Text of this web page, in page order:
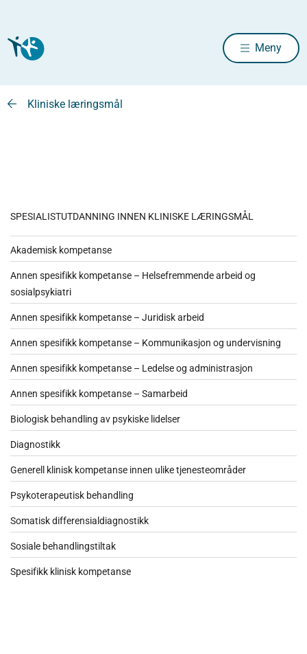
Meny
Kliniske læringsmål
SPESIALISTUTDANNING INNEN KLINISKE LÆRINGSMÅL
Akademisk kompetanse
Annen spesifikk kompetanse – Helsefremmende arbeid og
sosialpsykiatri
Annen spesifikk kompetanse – Juridisk arbeid
Annen spesifikk kompetanse – Kommunikasjon og undervisning
Annen spesifikk kompetanse – Ledelse og administrasjon
Annen spesifikk kompetanse – Samarbeid
Biologisk behandling av psykiske lidelser
Diagnostikk
Generell klinisk kompetanse innen ulike tjenesteområder
Psykoterapeutisk behandling
Somatisk differensialdiagnostikk
Sosiale behandlingstiltak
Spesifikk klinisk kompetanse